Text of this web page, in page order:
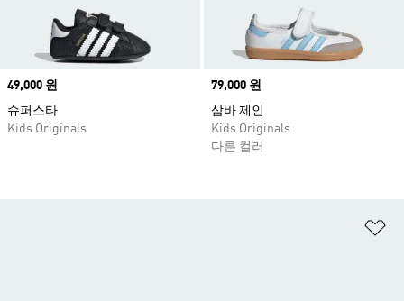
Price
49,000 원
슈퍼스타
Kids Originals
Price
79,000 원
삼바 제인
Kids Originals
다른 컬러